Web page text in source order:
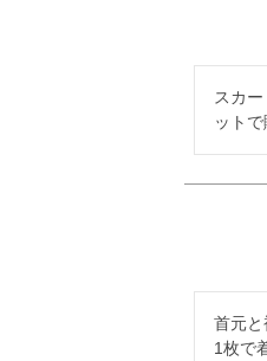
スカ
ット
首元と
1枚で